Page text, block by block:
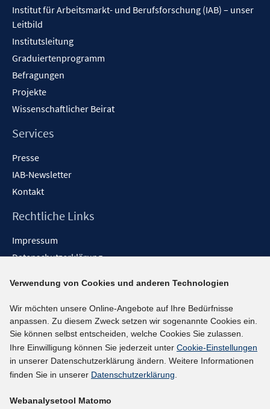
Institut für Arbeitsmarkt- und Berufsforschung (IAB) – unser
Leitbild
Institutsleitung
Graduiertenprogramm
Befragungen
Projekte
Wissenschaftlicher Beirat
Services
Presse
IAB-Newsletter
Kontakt
Rechtliche Links
Impressum
Datenschutzerklärung
Barrieren melden
Social-Media-Kanäle
BlueSky
YouTube
LinkedIn
Verwendung von Cookies und anderen Technologien
Wir möchten unsere Online-Angebote auf Ihre Bedürfnisse
anpassen. Zu diesem Zweck setzen wir sogenannte Cookies ein.
Sie können selbst entscheiden, welche Cookies Sie zulassen.
Ihre Einwilligung können Sie jederzeit unter Cookie-Einstellungen
in unserer Datenschutzerklärung ändern. Weitere Informationen
finden Sie in unserer Datenschutzerklärung.
Webanalysetool Matomo